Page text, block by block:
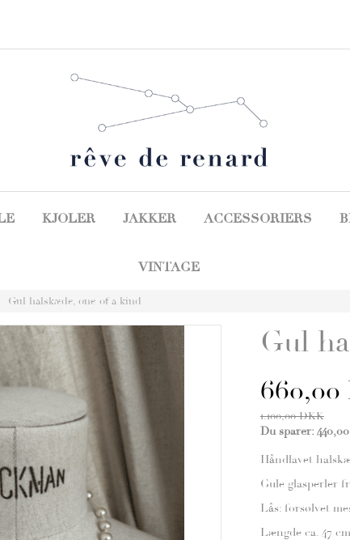
KJOLER JAKKER ACCESSORIERS
VINTAGE
Gul halskæde, one of a kind
Gul
1.100,00 DKK
Du sparer:
Håndlavet
Gule glasperler
Lås: forsølvet
Længde ca. 47